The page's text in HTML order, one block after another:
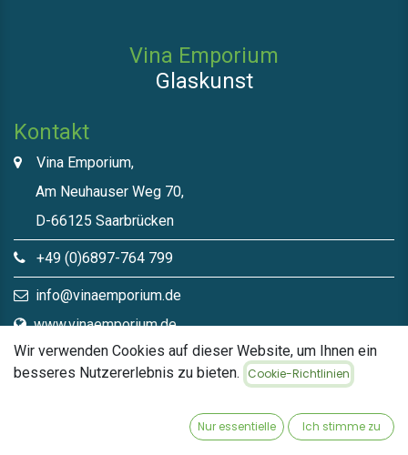
Vina Emporium
Glaskunst
Kontakt
Vina Emporium,
Am Neuhauser Weg 70,
D-66125 Saarbrücken
+49 (0)6897-764 799
info@vinaemporium.de
www.vinaemporium.de
Direktlinks​
Wir verwenden Cookies auf dieser Website, um Ihnen ein
besseres Nutzererlebnis zu bieten.
Cookie-Richtlinien
Nur essentielle Ich stimme zu